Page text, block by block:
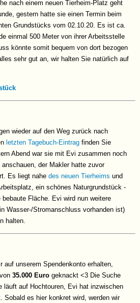
nach einem neuen Tierheim-Platz geht
gestern hatte sie einen Termin beim
Grundstücks vom 02.10.20. Es ist ca.
einmal 500 Meter von ihrer Arbeitsstelle
könnte somit bequem von dort bezogen
sehr gut an, wir halten Sie natürlich auf
wieder auf den Weg zurück nach
letzten Tagebuch-Eintrag finden Sie
Abend war sie mit Evi zusammen noch
der Makler hatte zuvor
Es liegt nahedes neuen Tierheims und
ein schönes Naturgrundstück -
Fläche. Evi wird nun weitere
Wasser-/Stromanschluss vorhanden ist)
halten.
auf unserem Spendenkonto erhalten,
von35.000 Euro geknackt <3 Die Suche
läuft auf Hochtouren, Evi hat inzwischen
Sobald es hier konkret wird, werden wir